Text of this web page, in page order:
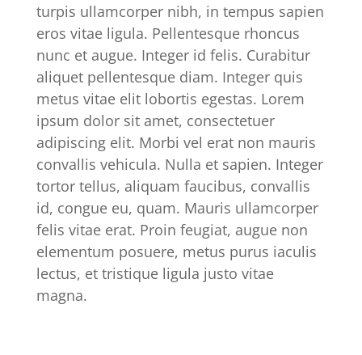
turpis ullamcorper nibh, in tempus sapien
eros vitae ligula. Pellentesque rhoncus
nunc et augue. Integer id felis. Curabitur
aliquet pellentesque diam. Integer quis
metus vitae elit lobortis egestas. Lorem
ipsum dolor sit amet, consectetuer
adipiscing elit. Morbi vel erat non mauris
convallis vehicula. Nulla et sapien. Integer
tortor tellus, aliquam faucibus, convallis
id, congue eu, quam. Mauris ullamcorper
felis vitae erat. Proin feugiat, augue non
elementum posuere, metus purus iaculis
lectus, et tristique ligula justo vitae
magna.